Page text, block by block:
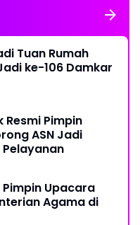
Tuan Rumah
ke-106 Damkar
Resmi Pimpin
ASN Jadi
Pimpin Upacara
Agama di